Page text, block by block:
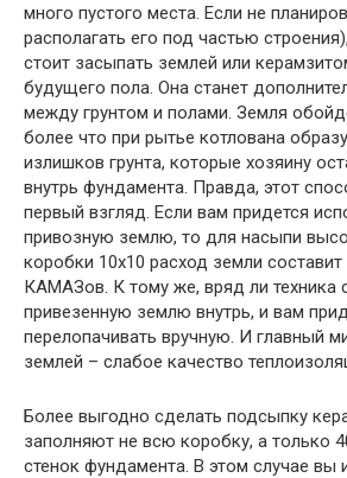
много пустого места. Если не
располагать его под частью
стоит засыпать землей или
будущего пола. Она станет
между грунтом и полами. Земля
более что при рытье котлована
излишков грунта, которые хозяину
внутрь фундамента. Правда, этот
первый взгляд. Если вам придется
привозную землю, то для насыпи
коробки 10х10 расход земли
КАМАЗов. К тому же, вряд ли техника
привезенную землю внутрь, и вам
перелопачивать вручную. И главный
землей – слабое качество
Более выгодно сделать подсыпку
заполняют не всю коробку, а только
стенок фундамента. В этом случае вы